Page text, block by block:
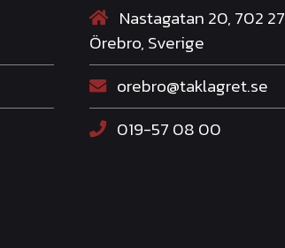
Nastagatan 20, 702 27
Örebro, Sverige
orebro@taklagret.se
019-57 08 00